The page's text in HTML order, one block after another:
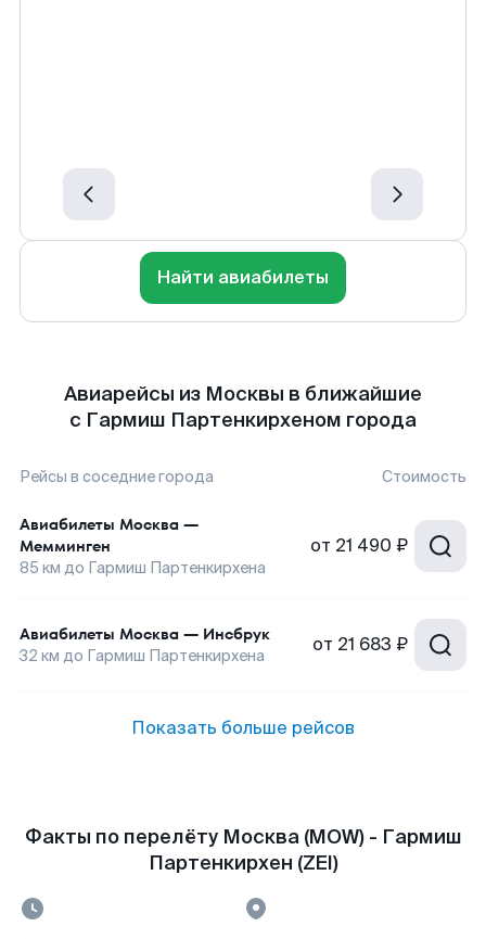
Найти авиабилеты
Авиарейсы из Москвы в ближайшие
с Гармиш Партенкирхеном города
Рейсы в соседние города Стоимость
Авиабилеты Москва —
Мемминген
85 км до Гармиш Партенкирхена
от 21 490 ₽
Авиабилеты Москва — Инсбрук
32 км до Гармиш Партенкирхена от 21 683 ₽
Показать больше рейсов
Факты по перелёту Москва (MOW) - Гармиш
Партенкирхен (ZEI)